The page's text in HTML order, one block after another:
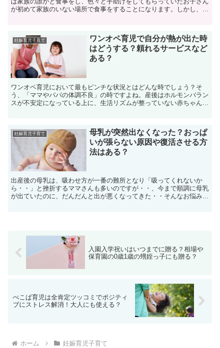
が初めて家族のいない場所で食事をすることになります。しかし、幼
妊娠育児子育て
ワンオペ育児で自分が熱が出た時
はどうする？頼れるサービスなど
ある？
ワンオペ育児において最もピンチな状況とはどんな時でしょう？そ
う、「ママやパパの体調不良」の時ですよね。産後はホルモンバラン
スが不安定になっている上に、生活リズムが整っていない赤ちゃんの
妊娠育児子育て
母乳が突然出なくなった？おっぱ
いが張らない原因や復活させる方
法はある？
出産後の母乳は、吸わせ方が一番の難所となり「吸ってくれないか
ら・・」と挫折するママさんも多いのですが・・、今まで順調に母乳
が出ていたのに、だんだんと出が悪くなってきた・・そんなお悩みを
入園入学祝いはいつまでに贈る？相場や
保育園の0歳1歳の甥姪っ子にも贈る？
ぺこぱ育児は全肯定ツッコミでポジティ
ブにストレス解消！大人にも使える？
ホーム 妊娠育児子育て